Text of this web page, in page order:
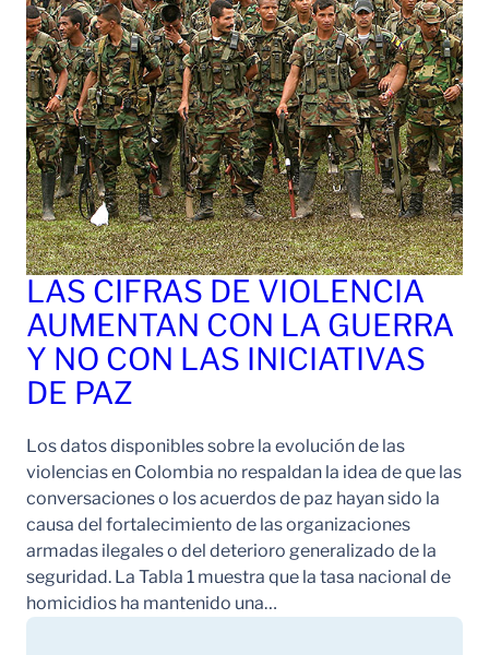
LAS CIFRAS DE VIOLENCIA
AUMENTAN CON LA GUERRA
Y NO CON LAS INICIATIVAS
DE PAZ
Los datos disponibles sobre la evolución de las
violencias en Colombia no respaldan la idea de que las
conversaciones o los acuerdos de paz hayan sido la
causa del fortalecimiento de las organizaciones
armadas ilegales o del deterioro generalizado de la
seguridad. La Tabla 1 muestra que la tasa nacional de
homicidios ha mantenido una…